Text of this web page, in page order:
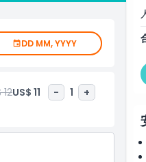
さを楽しめる静かな憩い
DD MM, YYYY
12US$ 11 - 1 +